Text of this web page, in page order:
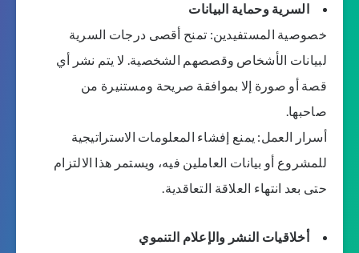
السرية وحماية البيانات
خصوصية المستفيدين: تمنح أقصى درجات السرية
لبيانات الأشخاص وقصصهم الشخصية. لا يتم نشر أي
قصة أو صورة إلا بموافقة صريحة ومستنيرة من
صاحبها.
أسرار العمل: يمنع إفشاء المعلومات الاستراتيجية
للمشروع أو بيانات العاملين فيه، ويستمر هذا الالتزام
حتى بعد انتهاء العلاقة التعاقدية.
أخلاقيات النشر والإعلام التنموي